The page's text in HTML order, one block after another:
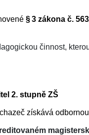
§ 3 zákona č.
činnost,
2. stupně ZŠ
získává